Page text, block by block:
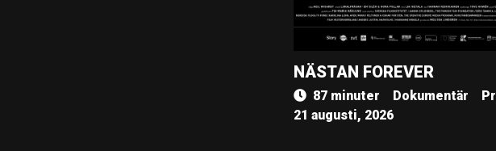
NÄSTAN FOREVER
87 minuter Dokumentär
21 augusti, 2026